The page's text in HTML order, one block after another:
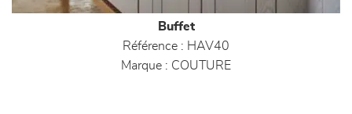
Buffet
Référence : HAV40
Marque : COUTURE